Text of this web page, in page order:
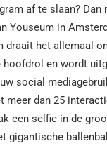
af te slaan? Dan
Youseum in
draait het allemaal
en wordt
social
meer dan 25
een selfie in de
gigantische